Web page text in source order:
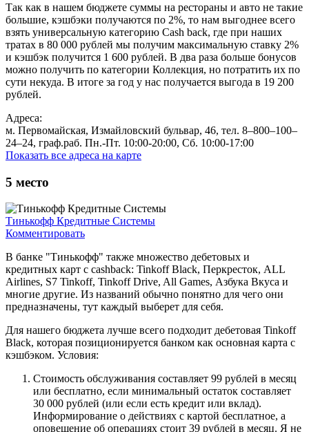
Так как в нашем бюджете суммы на рестораны и авто не такие
большие, кэшбэки получаются по 2%, то нам выгоднее всего
взять универсальную категорию Cash back, где при наших
тратах в 80 000 рублей мы получим максимальную ставку 2%
и кэшбэк получится 1 600 рублей. В два раза больше бонусов
можно получить по категории Коллекция, но потратить их по
сути некуда. В итоге за год у нас получается выгода в 19 200
рублей.
Адреса:
м. Первомайская, Измайловский бульвар, 46, тел. 8‒800‒100‒
24‒24, граф.раб. Пн.-Пт. 10:00-20:00, Сб. 10:00-17:00
Показать все адреса на карте
5 место
Тинькофф Кредитные Системы
Комментировать
В банке "Тинькофф" также множество дебетовых и
кредитных карт с cashback: Tinkoff Black, Перкресток, ALL
Airlines, S7 Tinkoff, Tinkoff Drive, All Games, Азбука Вкуса и
многие другие. Из названий обычно понятно для чего они
предназначены, тут каждый выберет для себя.
Для нашего бюджета лучше всего подходит дебетовая Tinkoff
Black, которая позиционируется банком как основная карта с
кэшбэком. Условия:
Стоимость обслуживания составляет 99 рублей в месяц
или бесплатно, если минимальный остаток составляет
30 000 рублей (или если есть кредит или вклад).
Информирование о действиях с картой бесплатное, а
оповещение об операциях стоит 39 рублей в месяц. Я не